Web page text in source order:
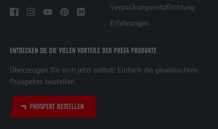
ENTDECKEN SIE DIE VIELEN VORTEILE DER PREFA PRODUKTE
Überzeugen Sie sich jetzt selbst! Einfach die gewünschten
Prospekte bestellen.
PROSPEKT BESTELLEN
Verpackungsentpflichtung
Erfahrungen